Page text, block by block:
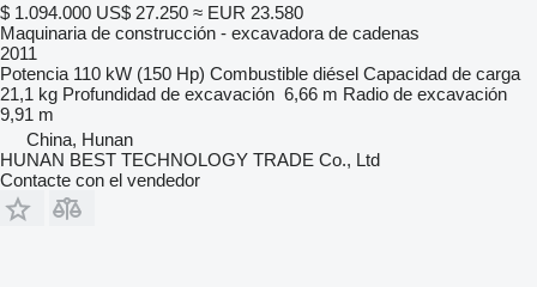
$ 1.094.000 US$ 27.250 ≈ EUR 23.580
Maquinaria de construcción - excavadora de cadenas
2011
Potencia 110 kW (150 Hp) Combustible diésel Capacidad de carga
21,1 kg Profundidad de excavación 6,66 m Radio de excavación
9,91 m
China, Hunan
HUNAN BEST TECHNOLOGY TRADE Co., Ltd
Contacte con el vendedor